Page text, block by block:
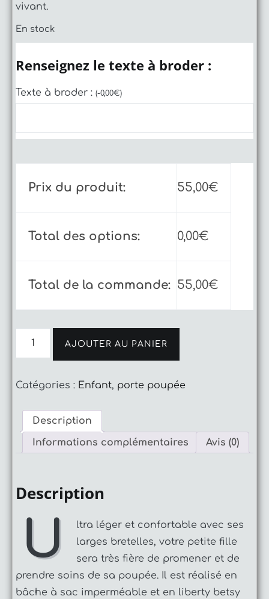
vivant.
En stock
Renseignez le texte à broder :
Texte à broder : (-0,00€)
Prix du produit: 55,00€
Total des options: 0,00€
Total de la commande: 55,00€
porte
AJOUTER AU PANIER
Catégories : Enfant, porte poupée
Description
Informations complémentaires
Avis (0)
Description
U
ltra léger et confortable avec ses
larges bretelles, votre petite fille
sera très fière de promener et de
prendre soins de sa poupée. Il est réalisé en
bâche à sac imperméable et en liberty betsy